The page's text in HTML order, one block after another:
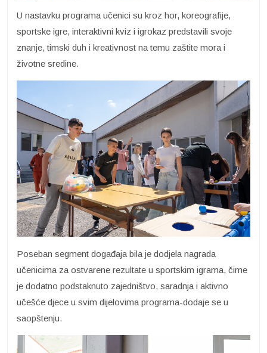
U nastavku programa učenici su kroz hor, koreografije,
sportske igre, interaktivni kviz i igrokaz predstavili svoje
znanje, timski duh i kreativnost na temu zaštite mora i
životne sredine.
Poseban segment događaja bila je dodjela nagrada
učenicima za ostvarene rezultate u sportskim igrama, čime
je dodatno podstaknuto zajedništvo, saradnja i aktivno
učešće djece u svim dijelovima programa-dodaje se u
saopštenju.